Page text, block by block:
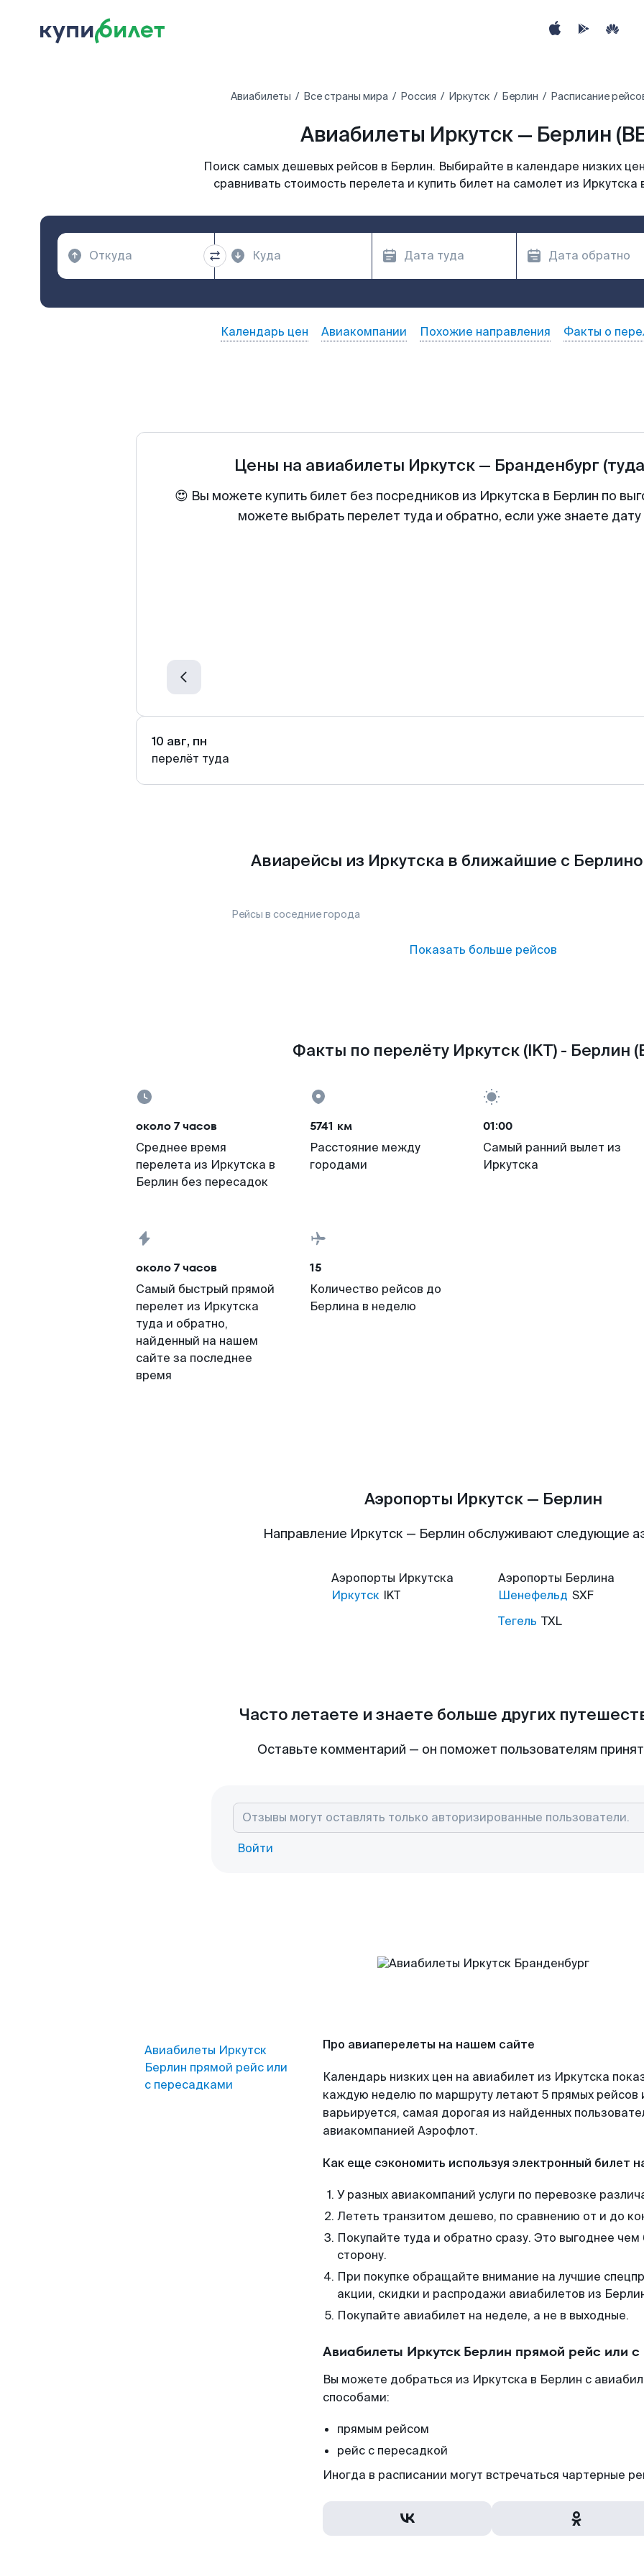
Авиабилеты Все страны мира Россия Иркутск Берлин Расписание
Авиабилеты Иркутск — Берлин
Поиск самых дешевых рейсов в Берлин. Выбирайте в календаре низких
сравнивать стоимость перелета и купить билет на самолет из Иркутска
Календарь цен Авиакомпании Похожие направления Факты о
Цены на авиабилеты Иркутск — Бранденбург
😍 Вы можете купить билет без посредников из Иркутска в Берлин по
можете выбрать перелет туда и обратно, если уже знаете
10 авг, пн
перелёт туда
Авиарейсы из Иркутска в ближайшие с
Рейсы в соседние города
Показать больше рейсов
Факты по перелёту Иркутск (IKT) - Берлин
около 7 часов
Среднее время
перелета из Иркутска в
Берлин без пересадок
5741 км
Расстояние между
городами
01:00
Самый ранний вылет из
Иркутска
около 7 часов
Самый быстрый прямой
перелет из Иркутска
туда и обратно,
найденный на нашем
сайте за последнее
время
15
Количество рейсов до
Берлина в неделю
Аэропорты Иркутск — Берлин
Направление Иркутск — Берлин обслуживают следующие
Аэропорты Иркутска
Иркутск IKT
Аэропорты Берлина
Шенефельд SXF
Тегель TXL
Часто летаете и знаете больше других
Оставьте комментарий — он поможет пользователям
Войти
Авиабилеты Иркутск
Берлин прямой рейс или
с пересадками
Про авиаперелеты на нашем сайте
Календарь низких цен на авиабилет из Иркутска
каждую неделю по маршруту летают 5 прямых рейсов
варьируется, самая дорогая из найденных
авиакомпанией Аэрофлот.
Как еще сэкономить используя электронный билет
У разных авиакомпаний услуги по перевозке
Лететь транзитом дешево, по сравнению от и до
Покупайте туда и обратно сразу. Это выгоднее
сторону.
При покупке обращайте внимание на лучшие
акции, скидки и распродажи авиабилетов из
Покупайте авиабилет на неделе, а не в выходные.
Авиабилеты Иркутск Берлин прямой рейс или
Вы можете добраться из Иркутска в Берлин с
способами:
прямым рейсом
рейс с пересадкой
Иногда в расписании могут встречаться чартерные